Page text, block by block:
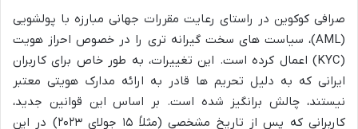
صرافی کوکوین در راستای رعایت مقررات جهانی مبارزه با پولشویی
(AML)، سیاست های سخت گیرانه تری را در خصوص احراز هویت
(KYC) اعمال کرده است. این تغییرات، به طور خاص برای کاربران
ایرانی که به دلیل تحریم ها قادر به ارائه مدارک هویتی معتبر
نیستند، چالش برانگیز شده است. بر اساس این قوانین جدید،
کاربرانی که پس از تاریخ مشخصی (مثلاً ۱۵ جولای ۲۰۲۳) در این